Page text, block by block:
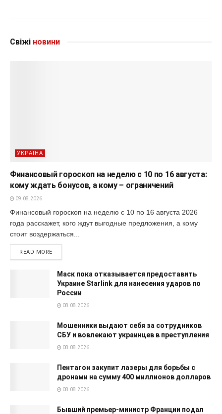
Свіжі новини
УКРАЇНА
Финансовый гороскоп на неделю с 10 по 16 августа:
кому ждать бонусов, а кому – ограничений
09.08.2026
Финансовый гороскоп на неделю с 10 по 16 августа 2026
года расскажет, кого ждут выгодные предложения, а кому
стоит воздержаться...
READ MORE
Маск пока отказывается предоставить
Украине Starlink для нанесения ударов по
России
08.08.2026
Мошенники выдают себя за сотрудников
СБУ и вовлекают украинцев в преступления
08.08.2026
Пентагон закупит лазеры для борьбы с
дронами на сумму 400 миллионов долларов
08.08.2026
Бывший премьер-министр Франции подал